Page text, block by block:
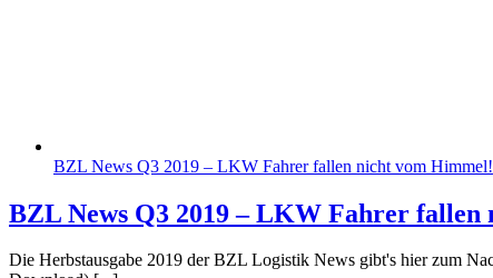
BZL News Q3 2019 – LKW Fahrer fallen nicht vom Himmel!
BZL News Q3 2019 – LKW Fahrer
Die Herbstausgabe 2019 der BZL Logistik News gibt's hier zum